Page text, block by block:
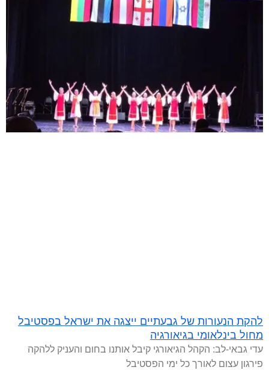
להקת הנעורות של גבעתיים ייצגה את ישראל בפסטיבל
מחול בינלאומי בגיאורגיה
עדי גבאי-לב: הקהל הגיאורגי קיבל אותנו בחום והעניק ללהקה
פירגון עצום לאורך כל ימי הפסטיבל